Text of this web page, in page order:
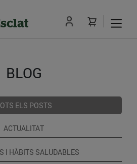
BLOG
ELS POSTS
ACTUALITAT
I HÀBITS SALUDABLES